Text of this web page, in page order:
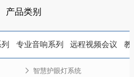
产品类别
专业音响系列 远程视频会议 教
智慧护眼灯系统